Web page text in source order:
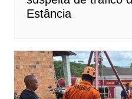
Estância